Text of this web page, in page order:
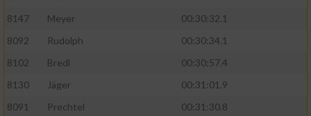
8147
Meyer
00:30:32.1
8092
Rudolph
00:30:34.1
8102
Bredl
00:30:57.4
8130
Jäger
00:31:01.9
8091
Prechtel
00:31:30.8